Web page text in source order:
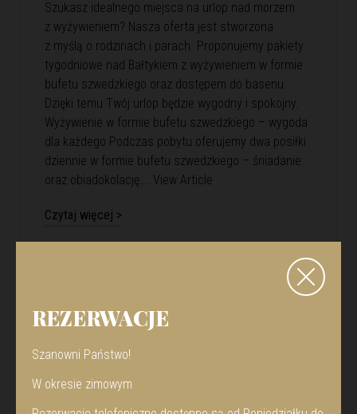
Szukasz idealnego miejsca na urlop nad morzem
z wyżywieniem? Nasza oferta jest stworzona
z myślą o rodzinach i parach. Proponujemy pakiety
tygodniowe nad Bałtykiem z wyżywieniem w formie
bufetu szwedzkiego oraz dostępem do basenu.
Dzięki temu Twój urlop będzie wygodny i spokojny.
Wyżywienie w formie bufetu szwedzkiego – wygoda
dla każdego Podczas pobytu oferujemy dwa posiłki
dziennie w formie bufetu szwedzkiego – śniadanie
oraz obiadokolację…. View Article
Czytaj więcej >
REZERWACJE
Szanowni Państwo!
W okresie zimowym